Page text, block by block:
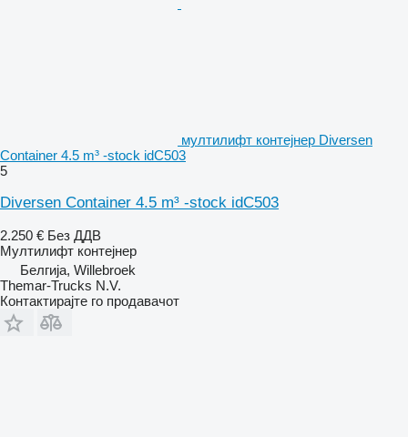
мултилифт контејнер Diversen
Container 4.5 m³ -stock idC503
5
Diversen Container 4.5 m³ -stock idC503
2.250 € Без ДДВ
Мултилифт контејнер
Белгија, Willebroek
Themar-Trucks N.V.
Контактирајте го продавачот